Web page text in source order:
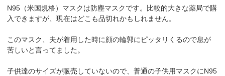
N95（米国規格）マスクは防塵マスクです。比較的大きな薬局で購
入できますが、現在はどこも品切れかもしれません。
このマスク、夫が着用した時に顔の輪郭にピッタリくるので息が
苦しいと言ってました。
子供達のサイズが販売していないので、普通の子供用マスクにN95